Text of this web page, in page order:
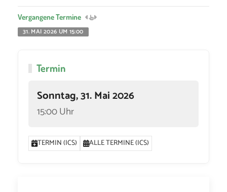
Vergangene Termine
31. MAI 2026 UM 15:00
Termin
Sonntag, 31. Mai 2026
15:00 Uhr
TERMIN (ICS) ALLE TERMINE (ICS)